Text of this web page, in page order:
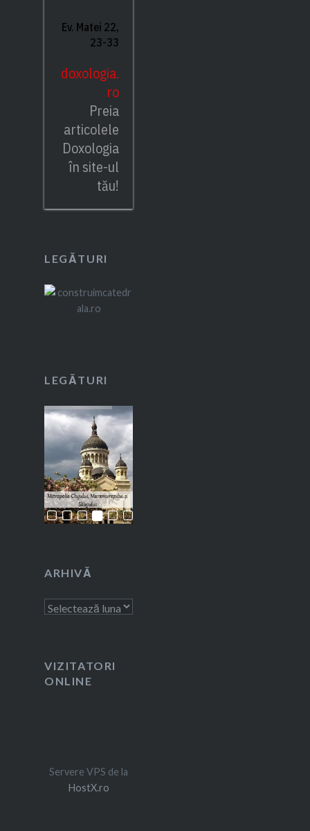
Ev. Matei 22,
23-33
doxologia.
ro
Preia
articolele
Doxologia
în site-ul
tău!
LEGĂTURI
LEGĂTURI
ARHIVĂ
Arhivă
VIZITATORI
ONLINE
Servere VPS de la
HostX.ro